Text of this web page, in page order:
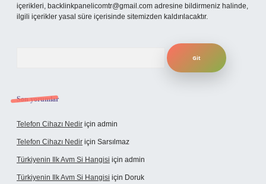
içerikleri, backlinkpanelicomtr@gmail.com adresine bildirmeniz halinde,
ilgili içerikler yasal süre içerisinde sitemizden kaldırılacaktır.
Son yorumlar
Telefon Cihazı Nedir için admin
Telefon Cihazı Nedir için Sarsılmaz
Türkiyenin Ilk Avm Si Hangisi için admin
Türkiyenin Ilk Avm Si Hangisi için Doruk